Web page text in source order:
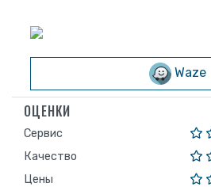
Waze
ОЦЕНКИ
Сервис
Качество
Цены